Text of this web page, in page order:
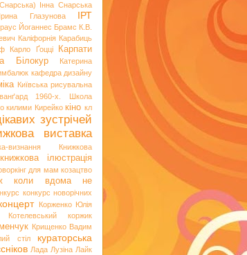
Інна Снарська
Ірина Глазунова
ІРТ
Йоганнес Брамс К.В.
Каліфорнія Карабиць
Карло Ґоцці
Карпати
Білокур
Катерина
кафедра дизайну
Київська рисувальна
1960-х. Школа
килими Кирейко кіно кл
зустрічей
виставка
визнання
Книжкова
книжкова ілюстрація
для мам козацтво
коли вдома не
конкурс новорічних
Корженко Юлія
Котелевський коржик
Крищенко Вадим
стіл
кураторська
Лада Лузіна Лайк